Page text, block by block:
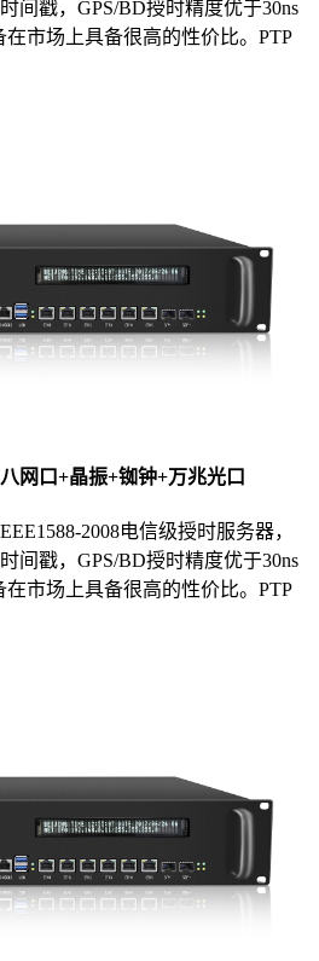
间戳，GPS/BD授时精度优于30ns
在市场上具备很高的性价比。PTP
网口+晶振+铷钟+万兆光口
2008电信级授时服务器，
间戳，GPS/BD授时精度优于30ns
在市场上具备很高的性价比。PTP